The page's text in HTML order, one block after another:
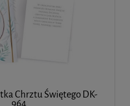
Chrztu Świętego DK-
964